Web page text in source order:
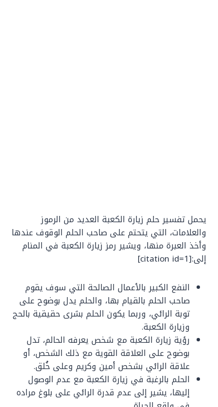
يحمل تفسير حلم زيارة الكعبة العديد من الرموز
والعلامات، التي يتحتم على صاحب الحلم الوقوف عندها
وأخذ العبرة منها، ويشير رمز زيارة الكعبة في المنام
إلى:[citation id=1]
النفع الكبير بالأعمال الصالحة التي سوف يقوم
صاحب الحلم بالقيام بها، والحلم يدل بوضوح على
توبة الرائي، وربما يكون الحلم بشرى حقيقية بالحج
وزيارة الكعبة.
رؤية زيارة الكعبة مع شخص يعرفه الحالم، تدل
بوضوح على العلاقة القوية مع ذلك الشخص، أو
علاقة الرائي بشخص أمين وكريم وعلى خُلق.
الحلم بالرغبة في زيارة الكعبة مع عدم الوصول
إليها، يشير إلى عدم قدرة الرائي على بلوغ مراده